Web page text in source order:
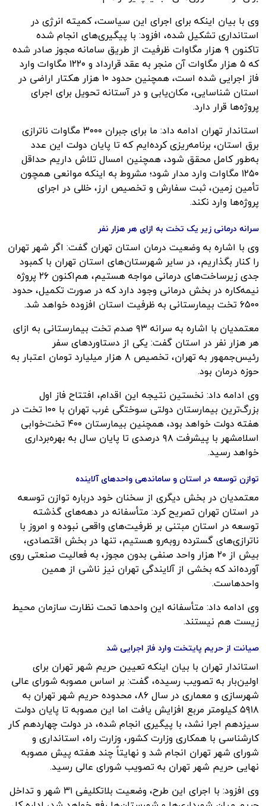
وی با بیان اینکه برای اجرای این سیاست، کمیته انرژی در
استانداری تشکیل شده، افزود: با پیگیری‌های انجام شده
تاکنون ۹ هزار مگاوات ظرفیت از طریق سامانه مجوز صادر شده
که ۵ هزار مگاوات آن منجر به عقد قرارداد و ۱۲۲۰ مگاوات وارد
فاز اجرایی شده است، همچنین حدود ۱۰ هزار هکتار اراضی در
استان شناسایی، مکان‌یابی و در آستانه تحویل برای اجرای
پروژه‌ها قرار دارد.
استاندار تهران ادامه داد: ما برای جبران ۳۰۰۰ مگاوات ناترازی
برق استان، برنامه‌ریزی کرده‌ایم که تا پایان دولت این عدد
به‌طور کامل محقق شود، همچنین امسال تلاش داریم حداقل
۱۲۵۰ مگاوات وارد مدار شود؛ مشروط به اینکه موانعی همچون
تأمین زمین، ثبت سفارش و تخصیص ارز، خللی در اجرای
پروژه‌ها وارد نکند.
سرانه درمانی زیر یک تخت به ازای هر هزار نفر
وی با اشاره به وضعیت درمان استان تهران گفت: اگر شهر تهران
را کنار بگذاریم، در سایر شهرستان‌های استان تهران با کمبود
جدی زیرساخت‌های درمانی مواجه هستیم، هم‌اکنون ۲۶ پروژه
نیمه‌کاره در بخش درمانی وجود دارد که در صورت تکمیل، حدود
۶۵۰۰ تخت بیمارستانی به ظرفیت استان افزوده خواهد شد.
معتمدیان با اشاره به سرانه ۹۳ صدم تخت بیمارستانی به ازای
هر هزار نفر در استان گفت: یکی از دستاوردهای سفر
رئیس‌جمهور به تهران، تخصیص ۸ هزار میلیارد تومان اعتبار به
حوزه درمان بود.
وی ادامه داد: نخستین نتیجه این اقدام، افتتاح فاز اول
بزرگ‌ترین بیمارستان دولتی سوختگی غرب تهران با ۱۰۰ تخت در
هفته دولت خواهد بود، همچنین بیمارستان ۴۰۰ تخت‌خوابی
اسلامشهر با پیشرفت ۹۸ درصدی تا پایان سال به بهره‌برداری
خواهد رسید.
توازن توسعه در استان و ساماندهی واحدهای آلاینده
معتمدیان در بخش دیگری از سخنان خود درباره توازن توسعه
در استان تهران تصریح کرد: متأسفانه در دهه‌های گذشته
توسعه در استان مبتنی بر ظرفیت‌های واقعی نبوده و امروز با
ناترازی‌های گسترده روبه‌رو هستیم، تنها در بخش اقتصادی،
بیش از ۲۰ هزار واحد صنفی بدون مجوز، به فعالیت صنعتی روی
آورده‌اند که بخشی از آلایندگی تهران نیز ناشی از همین
واحدهاست.
وی ادامه داد: متأسفانه این واحدها تحت نظارت سازمان محیط
زیست هم نیستند.
صیانت از حریم پایتخت وارد فاز اجرایی شد
استاندار تهران با بیان اینکه تعیین حریم شهر تهران برای
اولین‌بار به تصویب رسیده، گفت: بر اساس مصوبه شورای عالی
شهرسازی و معماری در سال ۸۶، محدوده حریم شهر تهران به
۵۹۱۸ کیلومتر مربع افزایش یافت اما این مصوبه تا پایان دولت
سیزدهم اجرا نشد، با پیگیری انجام شده، در دولت چهاردهم کار
کارشناسی با همکاری وزارت کشور، وزارت راه، استانداری و
شورای شهر تهران انجام شد و نهایتاً چند هفته پیش مصوبه
نهایی حریم شهر تهران به تصویب شورای عالی رسید.
وی افزود: با اجرای این طرح، وضعیت بلاتکلیفی ۳۱ شهر و تداخل